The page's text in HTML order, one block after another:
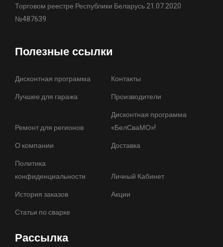
Торговом реестре Республики Беларусь 21.07.2020
№487639
Полезные ссылки
Дисконтная программа
Контакты
Лучшее для гаража
Производители
Ремонт для регионов
Дисконтная программа
«БелСваМО»!
О компании
Доставка
Политика
конфиденциальности
Личный Кабинет
История заказов
Акции
Статьи по сварке
Рассылка